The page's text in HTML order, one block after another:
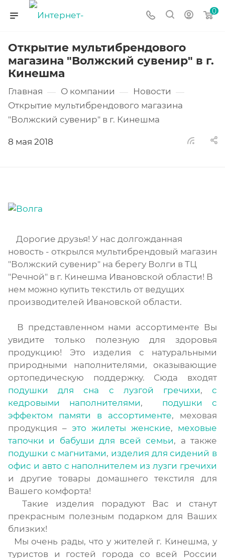
0
Открытие мультибрендового
магазина "Волжский сувенир" в г.
Кинешма
Главная — О компании — Новости —
Открытие мультибрендового магазина
"Волжский сувенир" в г. Кинешма
8 мая 2018
Дорогие друзья! У нас долгожданная
новость - открылся мультибрендовый магазин
"Волжский сувенир" на берегу Волги в ТЦ
"Речной" в г. Кинешма Ивановской области! В
нем можно купить текстиль от ведущих
производителей Ивановской области.
В представленном нами ассортименте Вы
увидите только полезную для здоровья
продукцию! Это изделия с натуральными
природными наполнителями, оказывающие
ортопедическую поддержку. Сюда входят
подушки для сна с лузгой гречихи,с
кедровыми наполнителями, подушки с
эффектом памяти в ассортименте, меховая
продукция – это жилеты женские, меховые
тапочки и бабуши для всей семьи, а также
подушки с магнитами, изделия для сидений в
офис и авто с наполнителем из лузги гречихи
и другие товары домашнего текстиля для
Вашего комфорта!
Такие изделия порадуют Вас и станут
прекрасным полезным подарком для Ваших
близких!
Мы очень рады, что у жителей г. Кинешма, у
туристов и гостей города со всей России